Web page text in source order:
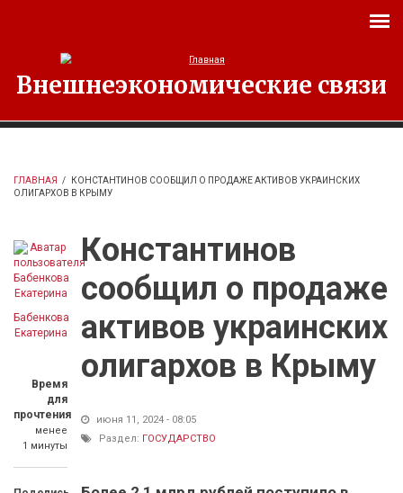
Внешнеэкономические связи
ГЛАВНАЯ /
КОНСТАНТИНОВ СООБЩИЛ О ПРОДАЖЕ АКТИВОВ УКРАИНСКИХ
ОЛИГАРХОВ В КРЫМУ
Бабенкова
Екатерина
Время
для
прочтения
менее
1 минуты
Константинов
сообщил о продаже
активов украинских
олигархов в Крыму
июня 11, 2024 - 08:05
Раздел: ГОСУДАРСТВО